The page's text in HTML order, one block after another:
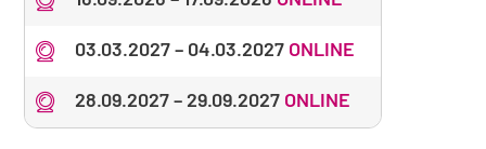
03.03.2027– 04.03.2027 ONLINE
28.09.2027–29.09.2027 ONLINE